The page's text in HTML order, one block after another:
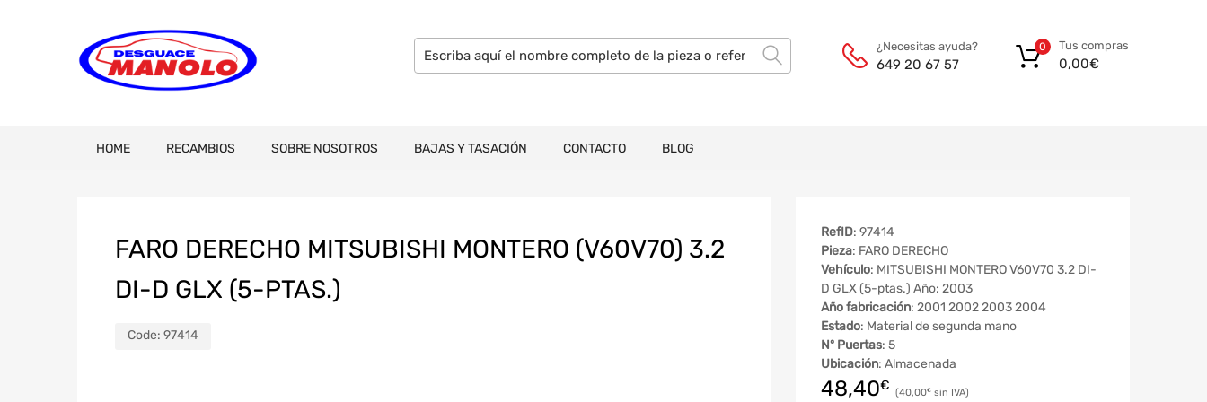
¿Necesitas ayuda?
649 20 67 57
Tus compras
0,00€
0
HOME RECAMBIOS SOBRE NOSOTROS BAJAS Y TASACIÓN CONTACTO BLOG
FARO DERECHO MITSUBISHI MONTERO (V60V70) 3.2
DI-D GLX (5-PTAS.)
Code: 97414
RefID: 97414
Pieza: FARO DERECHO
Vehículo: MITSUBISHI MONTERO V60V70 3.2 DI-
D GLX (5-ptas.) Año: 2003
Año fabricación: 2001 2002 2003 2004
Estado: Material de segunda mano
Nº Puertas: 5
Ubicación: Almacenada
48,40€ 40,00€